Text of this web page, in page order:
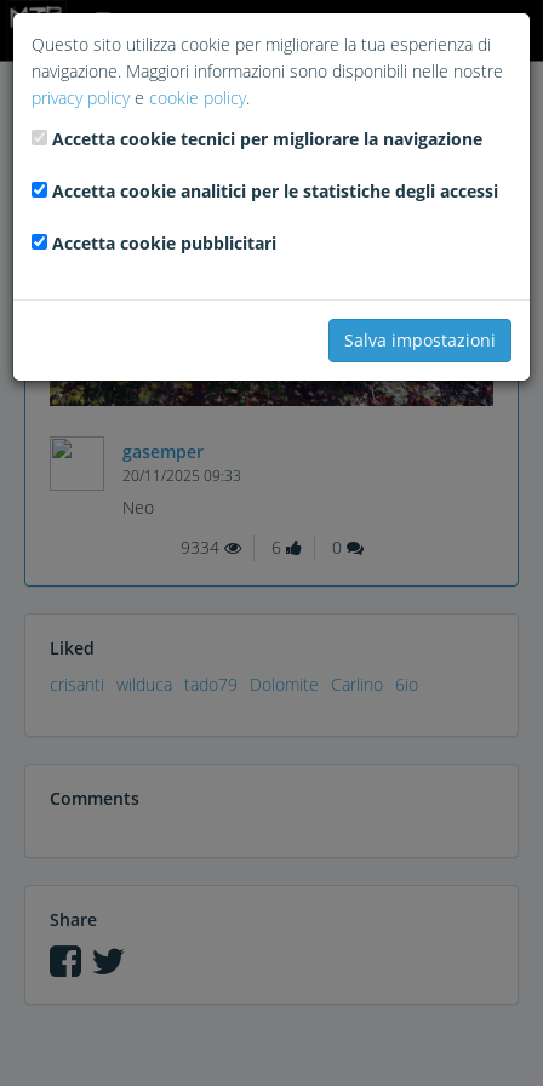
gasemper
20/11/2025 09:33
Neo
9334
6 0
Liked
crisanti wilduca tado79 Dolomite Carlino 6io
Comments
Share
Questo sito utilizza cookie per migliorare la tua esperienza di
navigazione. Maggiori informazioni sono disponibili nelle nostre
privacy policye cookie policy.
Accetta cookie tecnici per migliorare la navigazione
Accetta cookie analitici per le statistiche degli accessi
Accetta cookie pubblicitari
Salva impostazioni